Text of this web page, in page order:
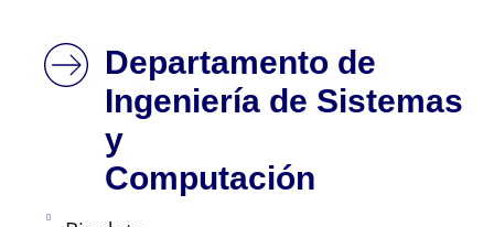
Departamento de
Ingeniería de Sistemas
y
Computación